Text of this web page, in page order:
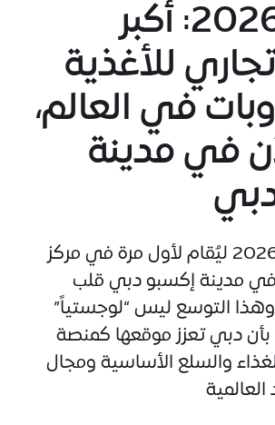
جلفود 2026: أكبر
للأغذية
في العالم،
في مدينة
يتوسع جلفود 2026 ليُقام لأول مرة في مركز
مدينة إكسبو دبي قلب
التوسع ليس “لوجستياً”
دبي تعزز موقعها كمنصة
والسلع الأساسية ومجال